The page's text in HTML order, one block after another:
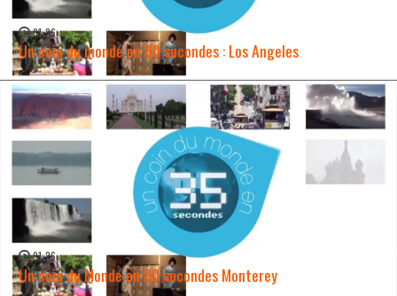
01:26
Un coin du monde en 80 secondes : Los Angeles
WATCH NOW →
01:26
Un coin du Monde en 80 secondes Monterey
WATCH NOW →